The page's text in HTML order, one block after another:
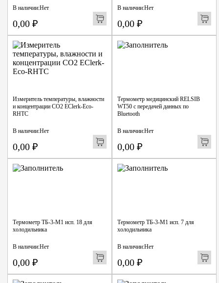
В наличии:Нет
0,00 ₽
В наличии:Нет
0,00 ₽
Измеритель температуры, влажности
и концентрации CO2 EClerk-Eco-
RHTC
В наличии:Нет
0,00 ₽
Термометр медицинский RELSIB
WT50 с передачей данных по
Bluetooth
В наличии:Нет
0,00 ₽
Термометр ТБ-3-М1 исп. 18 для
холодильника
В наличии:Нет
0,00 ₽
Термометр ТБ-3-М1 исп. 7 для
холодильника
В наличии:Нет
0,00 ₽